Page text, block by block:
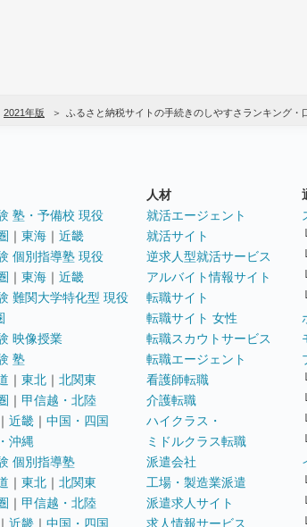
2021年版 ふるさと納税サイトの手続きのしやすさランキング・
塾・予備校 現役
｜ 東海 ｜ 近畿
個別指導塾 現役
｜ 東海 ｜ 近畿
難関大学特化型 現役
映像授業
塾
｜ 東北 ｜ 北関東
｜ 甲信越・北陸
｜ 近畿 ｜ 中国・四国
沖縄
個別指導塾
｜ 東北 ｜ 北関東
｜ 甲信越・北陸
｜ 近畿 ｜ 中国・四国
人材
就活エージェント
就活サイト
逆求人型就活サービス
アルバイト情報サイト
転職サイト
転職サイト 女性
転職スカウトサービス
転職エージェント
看護師転職
介護転職
ハイクラス・
ミドルクラス転職
派遣会社
工場・製造業派遣
派遣求人サイト
求人情報サービス